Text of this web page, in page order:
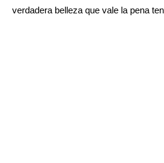
verdadera belleza que vale la pena